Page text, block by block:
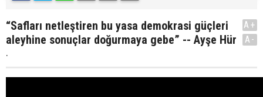
“Safları netleştiren bu yasa demokrasi güçleri
aleyhine sonuçlar doğurmaya gebe” -- Ayşe Hür
.
A+
A-